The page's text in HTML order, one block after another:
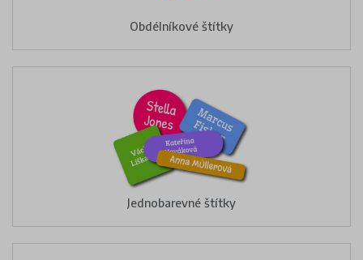
Obdélníkové štítky
Jednobarevné štítky